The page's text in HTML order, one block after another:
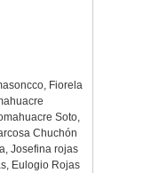
Fiorela
Soto,
Chuchón
Josefina rojas
Eulogio Rojas